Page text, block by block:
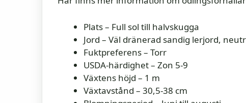
Plats – Full sol till halvskugga
Jord – Väl dränerad sandig lerjord,
Fuktpreferens – Torr
USDA-härdighet – Zon 5-9
Växtens höjd – 1 m
Växtavstånd – 30,5-38 cm